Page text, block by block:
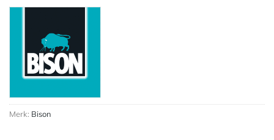
Merk: Bison